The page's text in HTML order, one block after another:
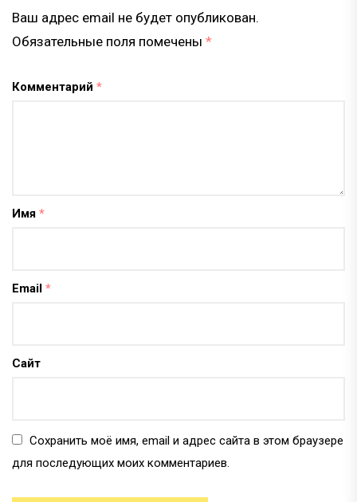
Ваш адрес email не будет опубликован.
Обязательные поля помечены *
Комментарий *
Имя *
Email *
Сайт
Сохранить моё имя, email и адрес сайта в этом браузере
для последующих моих комментариев.